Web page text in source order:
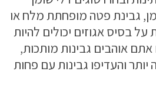
גבינת פטה מופחתת מלח או
על בסיס אגוזים יכולים להיות
אוהבים גבינות מותכות,
והעדיפו גבינות עם פחות